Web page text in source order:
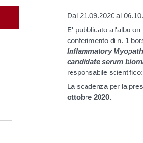
Dal 21.09.2020 al
E' pubblicato all'albo on
conferimento di n. 1
Inflammatory
candidate serum
responsabile
La scadenza per la
ottobre 2020.